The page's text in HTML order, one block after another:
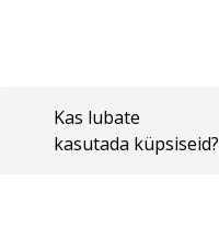
Kas lubate
kasutada küpsiseid?